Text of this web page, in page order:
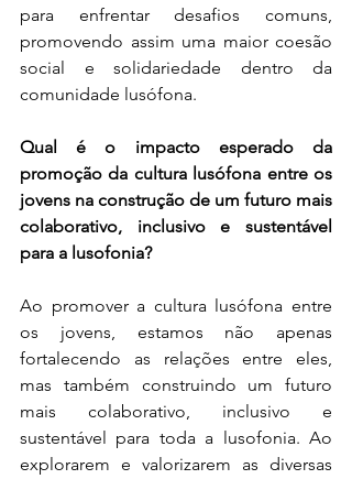
para enfrentar desafios comuns,
promovendo assim uma maior coesão
social e solidariedade dentro da
comunidade lusófona.
Qual é o impacto esperado da
promoção da cultura lusófona entre os
jovens na construção de um futuro mais
colaborativo, inclusivo e sustentável
para a lusofonia?
Ao promover a cultura lusófona entre
os jovens, estamos não apenas
fortalecendo as relações entre eles,
mas também construindo um futuro
mais colaborativo, inclusivo e
sustentável para toda a lusofonia. Ao
explorarem e valorizarem as diversas